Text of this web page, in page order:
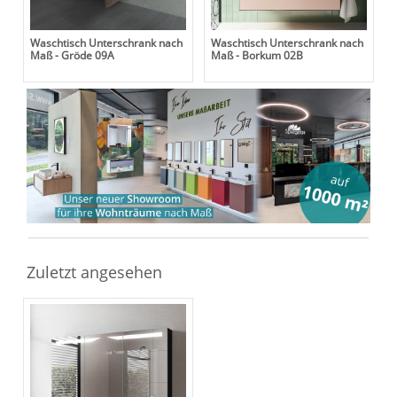
Waschtisch Unterschrank nach
Maß - Gröde 09A
Waschtisch Unterschrank nach
Maß - Borkum 02B
Zuletzt angesehen